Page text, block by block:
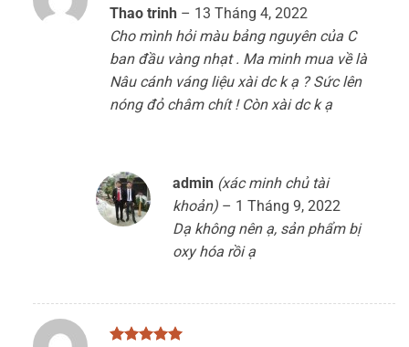
Được xếp
sao
Thao trinh – 13 Tháng 4, 2022
Cho mình hỏi màu bảng nguyên của C
ban đầu vàng nhạt . Ma minh mua về là
Nâu cánh váng liệu xài dc k ạ ? Sức lên
nóng đỏ châm chít ! Còn xài dc k ạ
admin (xác minh chủ tài
khoản) – 1 Tháng 9, 2022
Dạ không nên ạ, sản phẩm bị
oxy hóa rồi ạ